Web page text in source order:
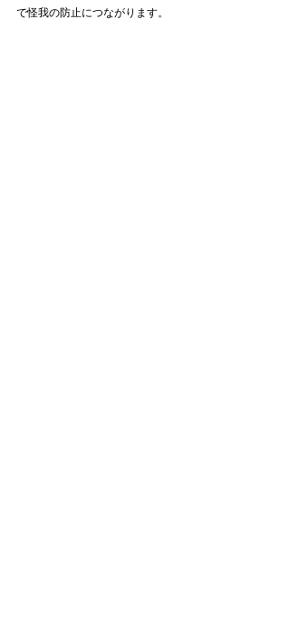
で怪我の防止につながります。